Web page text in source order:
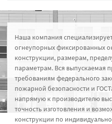
Наша компания
огнеупорных фиксированных
конструкции, размерам,
параметрам. Вся выпускаемая
требованиям федерального
пожарной безопасности и
напрямую к производителю
точность изготовления и
конструкции по